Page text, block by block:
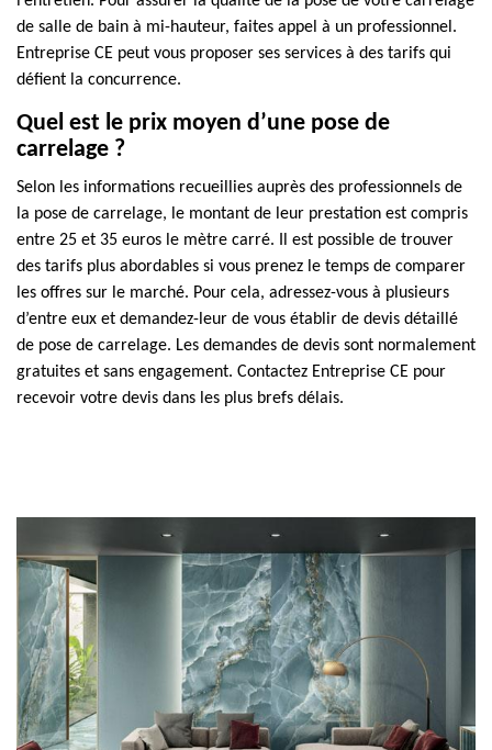
de salle de bain à mi-hauteur, faites appel à un professionnel.
Entreprise CE peut vous proposer ses services à des tarifs qui
défient la concurrence.
Quel est le prix moyen d’une pose de
carrelage ?
Selon les informations recueillies auprès des professionnels de
la pose de carrelage, le montant de leur prestation est compris
entre 25 et 35 euros le mètre carré. Il est possible de trouver
des tarifs plus abordables si vous prenez le temps de comparer
les offres sur le marché. Pour cela, adressez-vous à plusieurs
d’entre eux et demandez-leur de vous établir de devis détaillé
de pose de carrelage. Les demandes de devis sont normalement
gratuites et sans engagement. Contactez Entreprise CE pour
recevoir votre devis dans les plus brefs délais.